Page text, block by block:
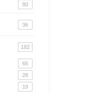
80
36
182
65
28
19